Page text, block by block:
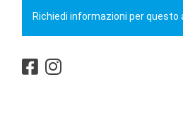
Richiedi informazioni per questo